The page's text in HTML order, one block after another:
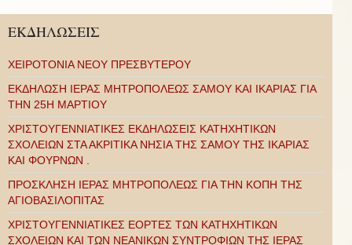
ΕΚΔΗΛΩΣΕΙΣ
ΧΕΙΡΟΤΟΝΙΑ ΝΕΟΥ ΠΡΕΣΒΥΤΕΡΟΥ
ΕΚΔΗΛΩΣΗ ΙΕΡΑΣ ΜΗΤΡΟΠΟΛΕΩΣ ΣΑΜΟΥ ΚΑΙ ΙΚΑΡΙΑΣ ΓΙΑ
ΤΗΝ 25Η ΜΑΡΤΙΟΥ
ΧΡΙΣΤΟΥΓΕΝΝΙΑΤΙΚΕΣ ΕΚΔΗΛΩΣΕΙΣ ΚΑΤΗΧΗΤΙΚΩΝ
ΣΧΟΛΕΙΩΝ ΣΤΑ ΑΚΡΙΤΙΚΑ ΝΗΣΙΑ ΤΗΣ ΣΑΜΟΥ ΤΗΣ ΙΚΑΡΙΑΣ
ΚΑΙ ΦΟΥΡΝΩΝ .
ΠΡΟΣΚΛΗΣΗ ΙΕΡΑΣ ΜΗΤΡΟΠΟΛΕΩΣ ΓΙΑ ΤΗΝ ΚΟΠΗ ΤΗΣ
ΑΓΙΟΒΑΣΙΛΟΠΙΤΑΣ
ΧΡΙΣΤΟΥΓΕΝΝΙΑΤΙΚΕΣ ΕΟΡΤΕΣ ΤΩΝ ΚΑΤΗΧΗΤΙΚΩΝ
ΣΧΟΛΕΙΩΝ ΚΑΙ ΤΩΝ ΝΕΑΝΙΚΩΝ ΣΥΝΤΡΟΦΙΩΝ ΤΗΣ ΙΕΡΑΣ